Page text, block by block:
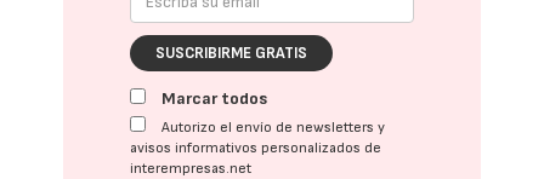
SUSCRIBIRME GRATIS
Marcar todos
Autorizo el envío de newsletters y
avisos informativos personalizados de
interempresas.net